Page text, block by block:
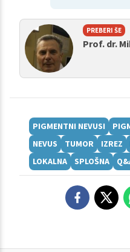
PREBERI ŠE
Prof. dr.
PIGMENTNI NEVUSI
NEVUS
TUMOR IZREZ
LOKALNA
SPLOŠNA